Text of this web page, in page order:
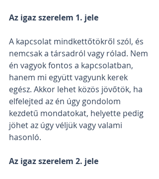
Az igaz szerelem 1. jele
A kapcsolat mindkettőtökről szól, és
nemcsak a társadról vagy rólad. Nem
én vagyok fontos a kapcsolatban,
hanem mi együtt vagyunk kerek
egész. Akkor lehet közös jövőtök, ha
elfelejted az én úgy gondolom
kezdetű mondatokat, helyette pedig
jöhet az úgy véljük vagy valami
hasonló.
Az igaz szerelem 2. jele